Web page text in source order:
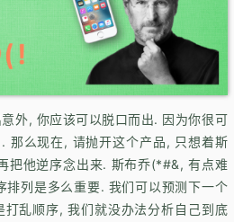
外, 你应该可以脱口而出. 因为你很可
那么现在, 请抛开这个产品, 只想着斯
把他逆序念出来. 斯布乔(*#&, 有点难
排列是多么重要. 我们可以预测下一个
乱顺序, 我们就没办法分析自己到底